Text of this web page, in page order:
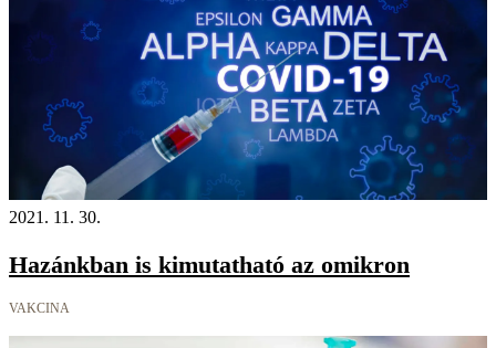
2021. 11. 30.
Hazánkban is kimutatható az omikron
VAKCINA